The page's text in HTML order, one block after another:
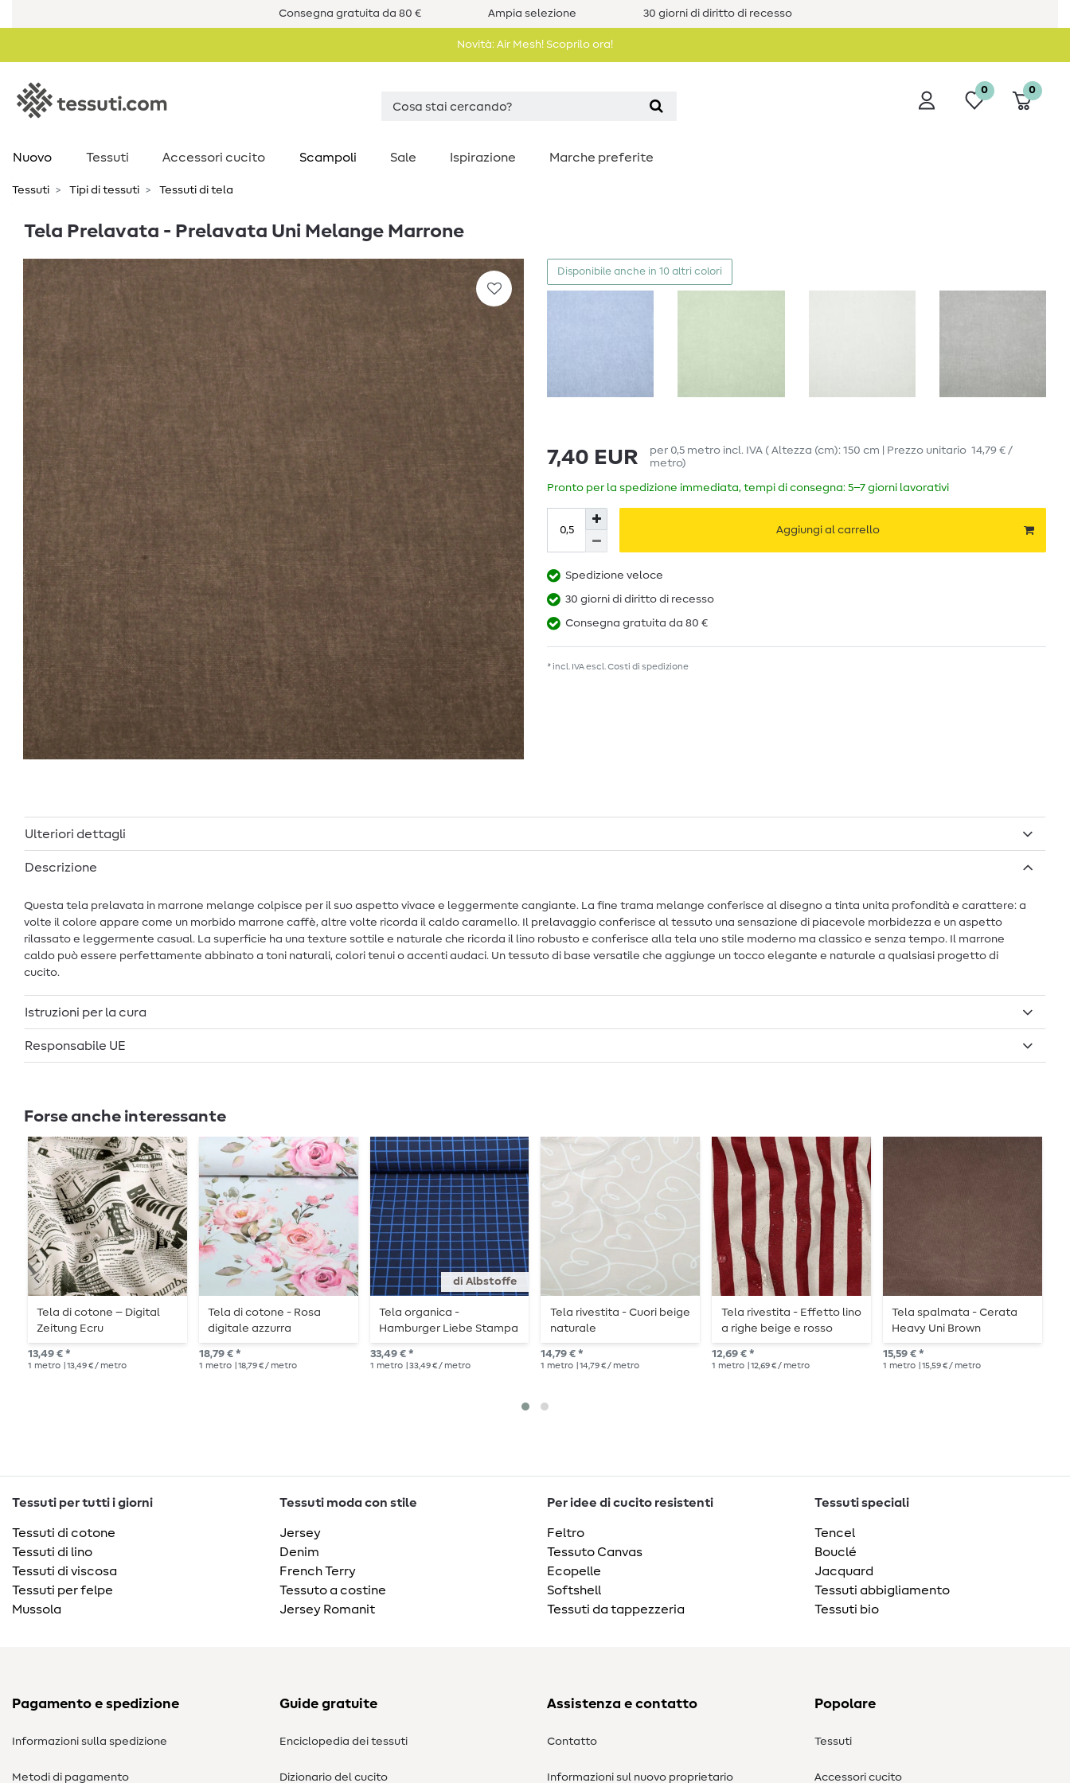
Consegna gratuita da 80 € Ampia selezione 30 giorni di diritto di recesso
Novità: Air Mesh! Scoprilo ora!
0 0
Nuovo Tessuti Accessori cucito Scampoli Sale Ispirazione Marche preferite
Tessuti Tipi di tessuti Tessuti di tela
Tela Prelavata - Prelavata Uni Melange Marrone
Disponibile anche in 10 altri colori
7,40 EUR per 0,5 metro incl. IVA ( Altezza (cm): 150 cm | Prezzo unitario 14,79 € /
metro)
Pronto per la spedizione immediata, tempi di consegna: 5–7 giorni lavorativi
Aggiungi al carrello
Spedizione veloce
30 giorni di diritto di recesso
Consegna gratuita da 80 €
* incl. IVA escl.Costi di spedizione
Ulteriori dettagli
Descrizione
Questa tela prelavata in marrone melange colpisce per il suo aspetto vivace e leggermente cangiante. La fine trama melange conferisce al disegno a tinta unita profondità e carattere: a
volte il colore appare come un morbido marrone caffè, altre volte ricorda il caldo caramello. Il prelavaggio conferisce al tessuto una sensazione di piacevole morbidezza e un aspetto
rilassato e leggermente casual. La superficie ha una texture sottile e naturale che ricorda il lino robusto e conferisce alla tela uno stile moderno ma classico e senza tempo. Il marrone
caldo può essere perfettamente abbinato a toni naturali, colori tenui o accenti audaci. Un tessuto di base versatile che aggiunge un tocco elegante e naturale a qualsiasi progetto di
cucito.
Istruzioni per la cura
Responsabile UE
Forse anche interessante
Tela di cotone – Digital
Zeitung Ecru
13,49 € *
1 metro | 13,49 € / metro
Tela di cotone - Rosa
digitale azzurra
18,79 € *
1 metro | 18,79 € / metro
di Albstoffe
Tela organica -
Hamburger Liebe Stampa
digitale Scarabei e insetti
Griglie Navy
33,49 € *
1 metro | 33,49 € / metro
Tela rivestita - Cuori beige
naturale
14,79 € *
1 metro | 14,79 € / metro
Tela rivestita - Effetto lino
a righe beige e rosso
12,69 € *
1 metro | 12,69 € / metro
Tela spalmata - Cerata
Heavy Uni Brown
15,59 € *
1 metro | 15,59 € / metro
Tessuti per tutti i giorni
Tessuti di cotone
Tessuti di lino
Tessuti di viscosa
Tessuti per felpe
Mussola
Tessuti moda con stile
Jersey
Denim
French Terry
Tessuto a costine
Jersey Romanit
Per idee di cucito resistenti
Feltro
Tessuto Canvas
Ecopelle
Softshell
Tessuti da tappezzeria
Tessuti speciali
Tencel
Bouclé
Jacquard
Tessuti abbigliamento
Tessuti bio
Pagamento e spedizione
Informazioni sulla spedizione
Metodi di pagamento
Guide gratuite
Enciclopedia dei tessuti
Dizionario del cucito
Assistenza e contatto
Contatto
Informazioni sul nuovo proprietario
Popolare
Tessuti
Accessori cucito